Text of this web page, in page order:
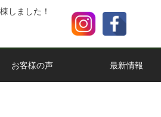
しました！
お客様の声 最新情報